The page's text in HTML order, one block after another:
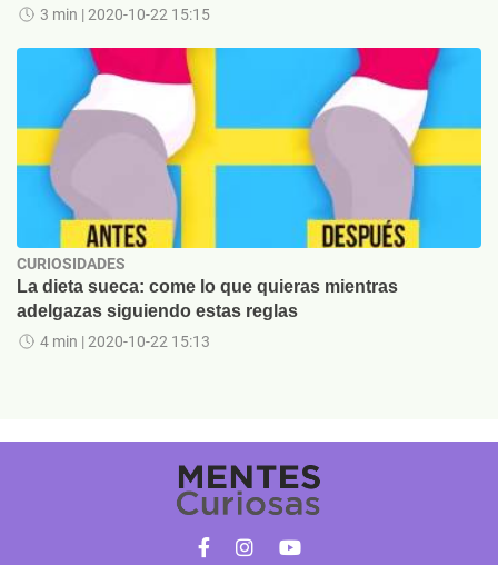
3 min | 2020-10-22 15:15
CURIOSIDADES
La dieta sueca: come lo que quieras mientras
adelgazas siguiendo estas reglas
4 min | 2020-10-22 15:13